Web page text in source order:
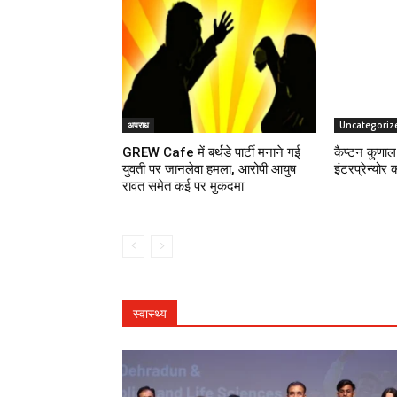
अपराध
GREW Cafe में बर्थडे पार्टी मनाने गई
युवती पर जानलेवा हमला, आरोपी आयुष
रावत समेत कई पर मुकदमा
कैप्टन कुणाल
इंटरप्रेन्योर
स्वास्थ्य